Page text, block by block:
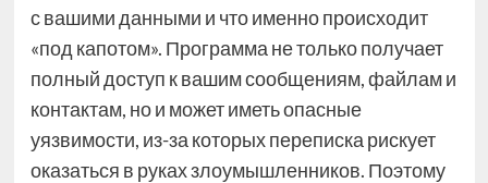
с вашими данными и что именно происходит
«под капотом». Программа не только получает
полный доступ к вашим сообщениям, файлам и
контактам, но и может иметь опасные
уязвимости, из-за которых переписка рискует
оказаться в руках злоумышленников. Поэтому